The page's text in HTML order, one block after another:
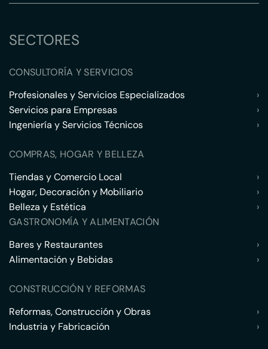
SECTORES
CONSULTORÍA Y SERVICIOS
Profesionales y Servicios Especializados
›
Servicios para Empresas
›
Ingeniería y Servicios Técnicos
›
COMPRAS, HOGAR Y BELLEZA
Tiendas y Comercio Local
›
Hogar, Decoración y Mobiliario
›
Belleza y Estética
›
GASTRONOMÍA Y ALIMENTACIÓN
Bares y Restaurantes
›
Alimentación y Bebidas
›
CONSTRUCCIÓN Y REFORMAS
Reformas, Construcción y Obras
›
Industria y Fabricación
›